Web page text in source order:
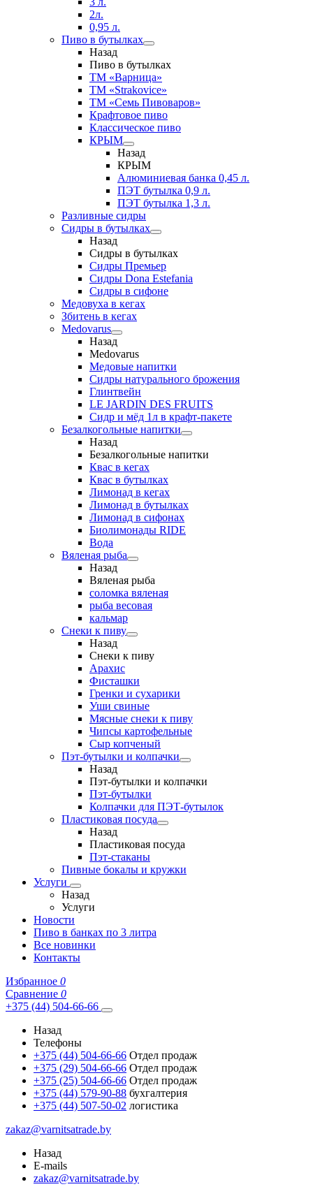
2л.
0,95 л.
Пиво в бутылках
Назад
Пиво в бутылках
ТМ «Варница»
ТМ «Strakovice»
ТМ «Семь Пивоваров»
Крафтовое пиво
Классическое пиво
КРЫМ
Назад
КРЫМ
Алюминиевая банка 0,45 л.
ПЭТ бутылка 0,9 л.
ПЭТ бутылка 1,3 л.
Разливные сидры
Сидры в бутылках
Назад
Сидры в бутылках
Сидры Премьер
Сидры Dona Estefania
Сидры в сифоне
Медовуха в кегах
Збитень в кегах
Medovarus
Назад
Medovarus
Медовые напитки
Сидры натурального брожения
Глинтвейн
LE JARDIN DES FRUITS
Сидр и мёд 1л в крафт-пакете
Безалкогольные напитки
Назад
Безалкогольные напитки
Квас в кегах
Квас в бутылках
Лимонад в кегах
Лимонад в бутылках
Лимонад в сифонах
Биолимонады RIDE
Вода
Вяленая рыба
Назад
Вяленая рыба
соломка вяленая
рыба весовая
кальмар
Снеки к пиву
Назад
Снеки к пиву
Арахис
Фисташки
Гренки и сухарики
Уши свиные
Мясные снеки к пиву
Чипсы картофельные
Сыр копченый
Пэт-бутылки и колпачки
Назад
Пэт-бутылки и колпачки
Пэт-бутылки
Колпачки для ПЭТ-бутылок
Пластиковая посуда
Назад
Пластиковая посуда
Пэт-стаканы
Пивные бокалы и кружки
Услуги
Назад
Услуги
Новости
Пиво в банках по 3 литра
Все новинки
Контакты
Избранное 0
Сравнение 0
+375 (44) 504-66-66
Назад
Телефоны
+375 (44) 504-66-66 Отдел продаж
+375 (29) 504-66-66 Отдел продаж
+375 (25) 504-66-66 Отдел продаж
+375 (44) 579-90-88 бухгалтерия
+375 (44) 507-50-02 логистика
zakaz@varnitsatrade.by
Назад
E-mails
zakaz@varnitsatrade.by